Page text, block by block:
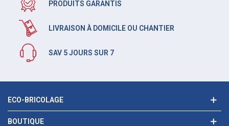
PRODUITS GARANTIS
LIVRAISON À DOMICILE OU CHANTIER
SAV 5 JOURS SUR 7
ECO-BRICOLAGE
BOUTIQUE